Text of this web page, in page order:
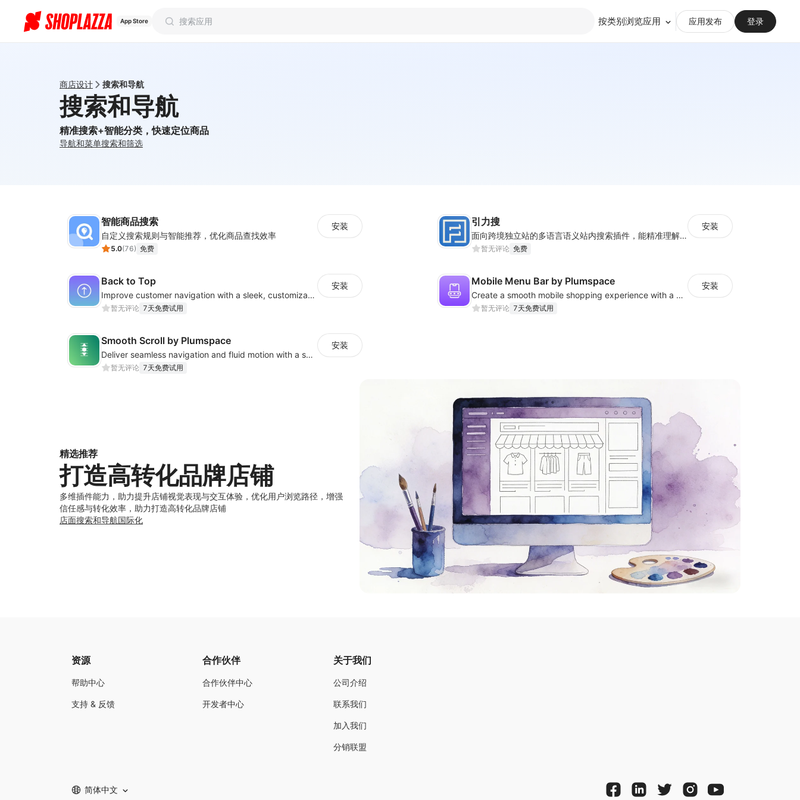
App Store 按类别浏览应用 应用发布 登录
商店设计 搜索和导航
搜索和导航
精准搜索+智能分类，快速定位商品
导航和菜单搜索和筛选
智能商品搜索
自定义搜索规则与智能推荐，优化商品查找效率
5.0(76) 免费
安装 引力搜
面向跨境独立站的多语言语义站内搜索插件，能精准理解用户意图，提升搜索命中与转化效率
暂无评论 免费
安装
Back to Top
Improve customer navigation with a sleek, customizable Back-to-Top button!
暂无评论 7天免费试用
安装 Mobile Menu Bar by Plumspace
Create a smooth mobile shopping experience with a customizable Menu Bar
暂无评论 7天免费试用
安装
Smooth Scroll by Plumspace
Deliver seamless navigation and fluid motion with a smooth scroll
暂无评论 7天免费试用
安装
精选推荐
打造高转化品牌店铺
多维插件能力，助力提升店铺视觉表现与交互体验，优化用户浏览路径，增强
信任感与转化效率，助力打造高转化品牌店铺
店面搜索和导航国际化
资源
帮助中心
支持 & 反馈
合作伙伴
合作伙伴中心
开发者中心
关于我们
公司介绍
联系我们
加入我们
分销联盟
简体中文